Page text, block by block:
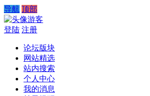
导航 顶部
游客
登陆 注册
论坛版块
网站精选
站内搜索
个人中心
我的消息